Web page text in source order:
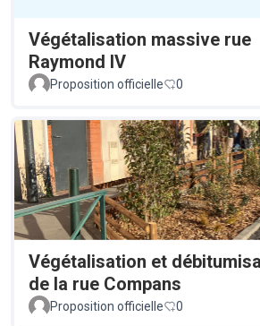
Végétalisation massive rue
Raymond IV
Proposition officielle 0
Végétalisation et
de la rue Compans
Proposition officielle 0